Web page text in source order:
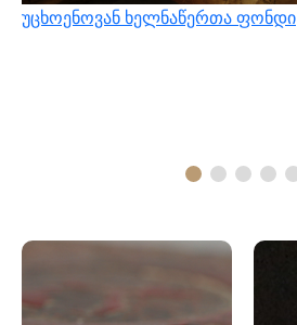
უცხოენოვან ხელნაწერთა ფონდი